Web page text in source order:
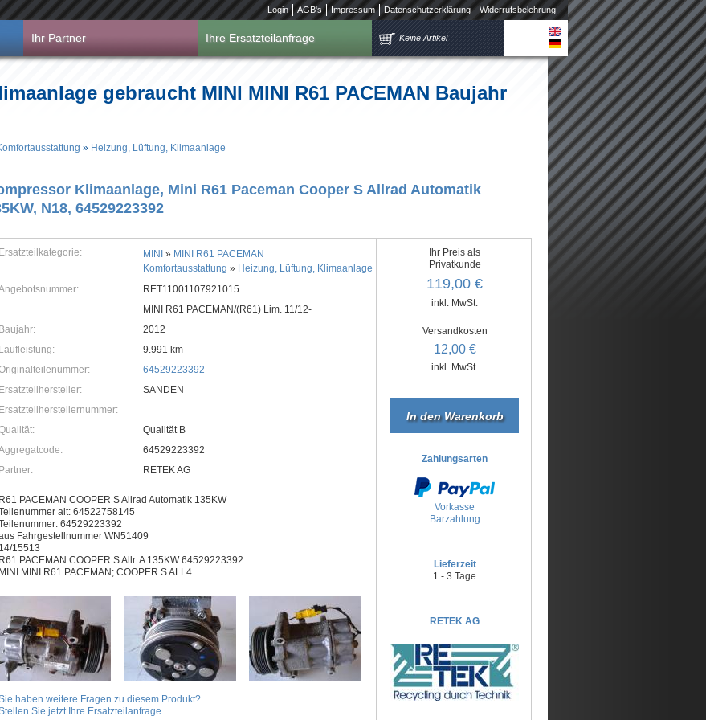
Login AGB's Impressum Datenschutzerklärung Widerrufsbelehrung
Ihr Partner Ihre Ersatzteilanfrage Keine Artikel
gebraucht MINI MINI R61 PACEMAN Baujahr
» Heizung, Lüftung, Klimaanlage
Klimaanlage, Mini R61 Paceman Cooper S Allrad Automatik
N18, 64529223392
Ersatzteilkategorie: MINI » MINI R61 PACEMAN
Komfortausstattung » Heizung, Lüftung, Klimaanlage
RET11001107921015
MINI R61 PACEMAN/(R61) Lim. 11/12-
Baujahr:
2012
Laufleistung:
9.991 km
64529223392
Ersatzteilhersteller:
SANDEN
Ersatzteilherstellernummer:
Qualität B
64529223392
Partner:
RETEK AG
R61 PACEMAN COOPER S Allrad Automatik 135KW
alt: 64522758145
64529223392
Fahrgestellnummer WN51409
14/15513
R61 PACEMAN COOPER S Allr. A 135KW 64529223392
MINI MINI R61 PACEMAN; COOPER S ALL4
haben weitere Fragen zu diesem Produkt?
Sie jetzt Ihre Ersatzteilanfrage ...
Ihr Preis als
Privatkunde
119,00 €
inkl. MwSt.
Versandkosten
12,00 €
inkl. MwSt.
Zahlungsarten
Vorkasse
Barzahlung
Lieferzeit
1 - 3 Tage
RETEK AG